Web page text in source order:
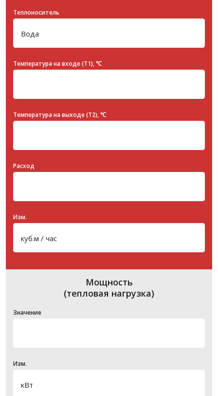
Теплоноситель
Температура на входе (T1), ℃
Температура на выходе (T2), ℃
Расход
Изм.
Мощность
(тепловая нагрузка)
Значение
Изм.